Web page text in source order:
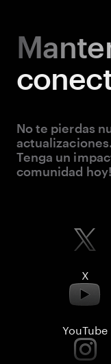
No te pierdas
actualizaciones.
Tenga un
comunidad hoy!
X
YouTube